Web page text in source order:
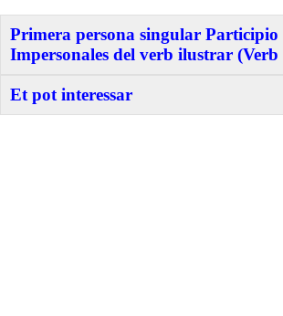
Primera persona singular Participio
Impersonales del verb ilustrar (Verb
Et pot interessar